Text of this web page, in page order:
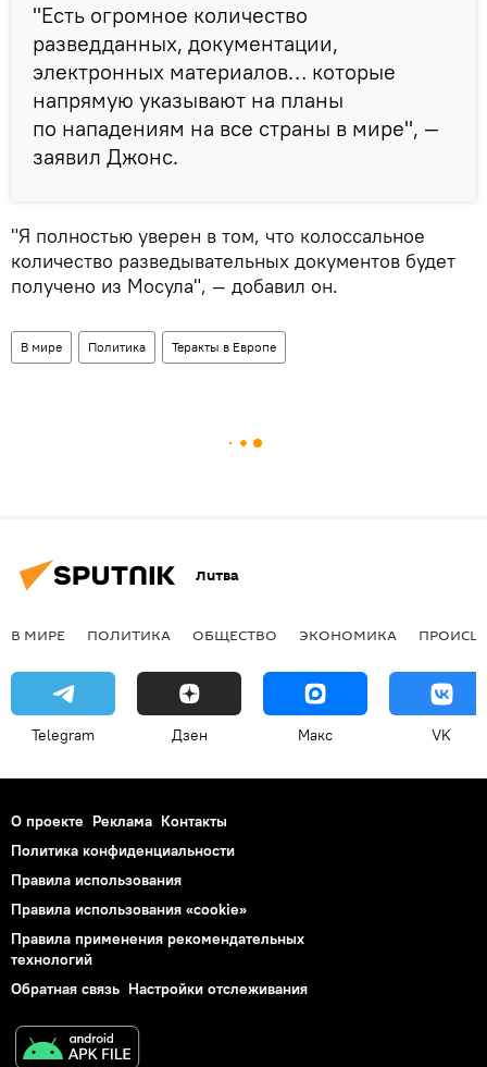
"Есть огромное количество
разведданных, документации,
электронных материалов… которые
напрямую указывают на планы
по нападениям на все страны в мире", —
заявил Джонс.
"Я полностью уверен в том, что колоссальное
количество разведывательных документов будет
получено из Мосула", — добавил он.
В мире Политика Теракты в Европе
Литва
В МИРЕ ПОЛИТИКА ОБЩЕСТВО ЭКОНОМИКА
Telegram Дзен Макс VK
О проекте Реклама Контакты
Политика конфиденциальности
Правила использования
Правила использования «cookie»
Правила применения рекомендательных
технологий
Обратная связь Настройки отслеживания